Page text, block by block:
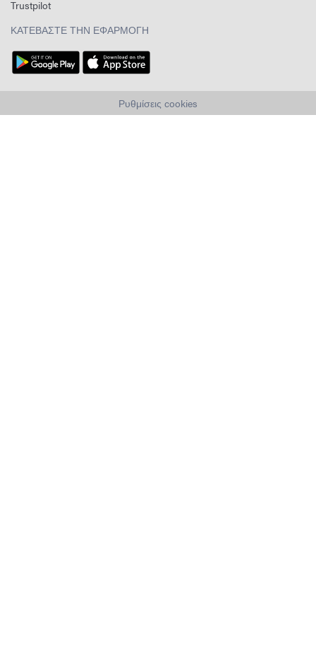
Trustpilot
ΚΑΤΕΒΆΣΤΕ ΤΗΝ ΕΦΑΡΜΟΓΉ
Ρυθμίσεις cookies